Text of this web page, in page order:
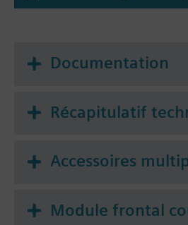
Documentation
Récapitulatif
Accessoires
Module frontal